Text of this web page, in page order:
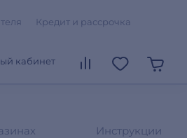
Кредит и рассрочка
кабинет
Инструкции